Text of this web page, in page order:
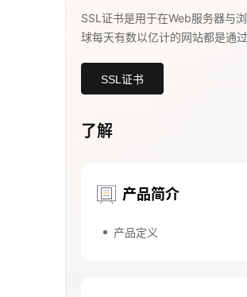
企业出海解决方案 NEW
助力您的业务扬帆出海，通
云上钜惠
免费活动
免费试用中心
SSL证书是用于在Web服务器与
球每天有数以亿计的网站都是通
SSL证书
了解
产品简介
产品定义